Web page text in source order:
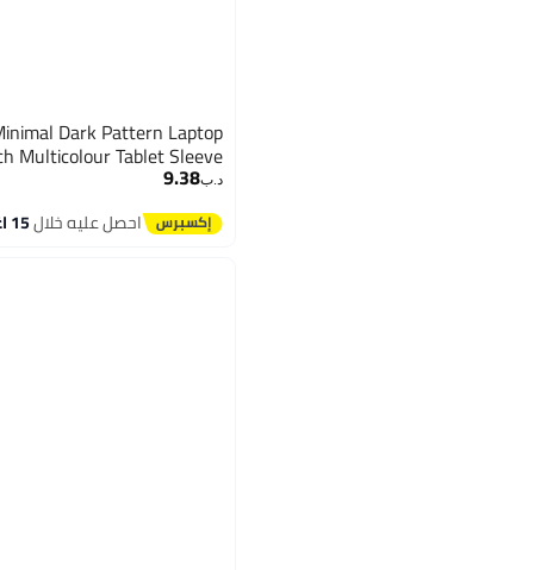
Dark Pattern Laptop
Multicolour Tablet Sleeve
د.ب‏9.38
احصل عليه خلال15 اغسطس